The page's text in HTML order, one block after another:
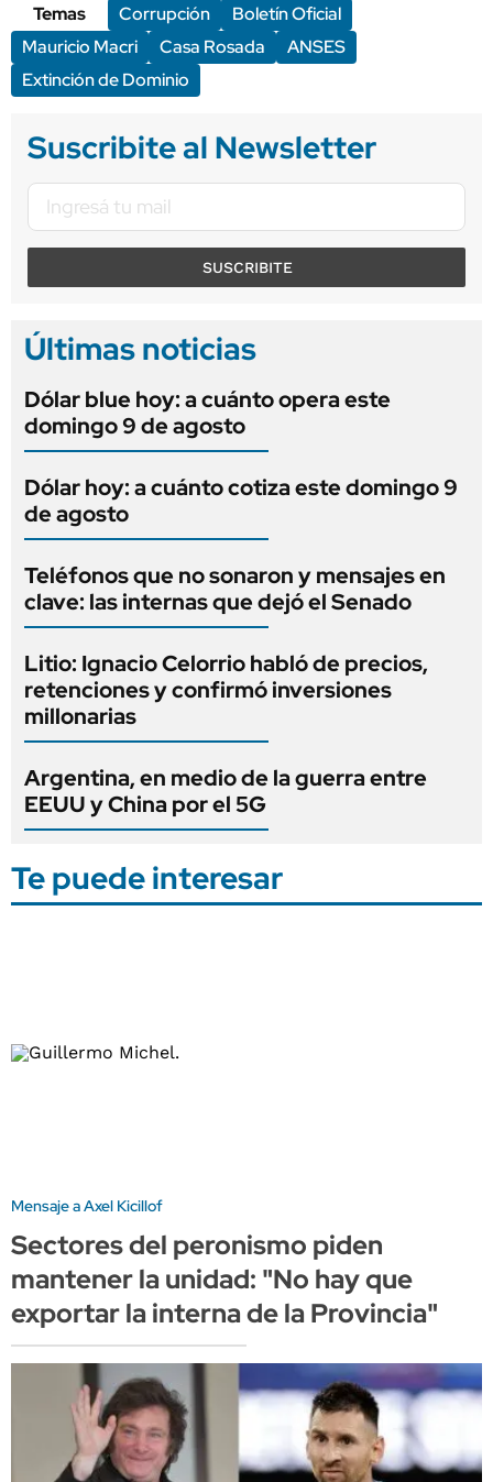
Temas
Corrupción
Boletín Oficial
Mauricio Macri
Casa Rosada
ANSES
Extinción de Dominio
Suscribite al Newsletter
SUSCRIBITE
Últimas noticias
Dólar blue hoy: a cuánto opera este
domingo 9 de agosto
Dólar hoy: a cuánto cotiza este domingo 9
de agosto
Teléfonos que no sonaron y mensajes en
clave: las internas que dejó el Senado
Litio: Ignacio Celorrio habló de precios,
retenciones y confirmó inversiones
millonarias
Argentina, en medio de la guerra entre
EEUU y China por el 5G
Te puede interesar
Mensaje a Axel Kicillof
Sectores del peronismo piden
mantener la unidad: "No hay que
exportar la interna de la Provincia"